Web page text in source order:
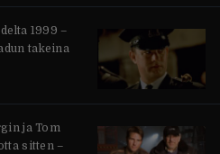
1999 –
takeina
ja Tom
sitten –